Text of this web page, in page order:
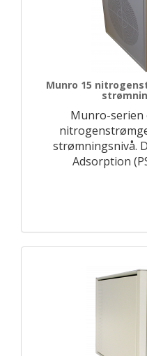
Munro 15
Munro-serien
strømningsnivå.
Adsorption